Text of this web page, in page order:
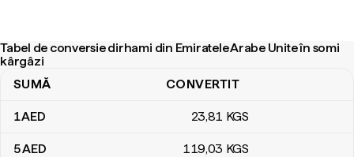
Tabel de conversie dirhami din Emiratele Arabe Unite în somi
kârgâzi
Tabel de conversie dirhami din Emiratele Arabe Unite în somi
SUMĂ CONVERTIT
1AED 23,81 KGS
5AED 119,03 KGS